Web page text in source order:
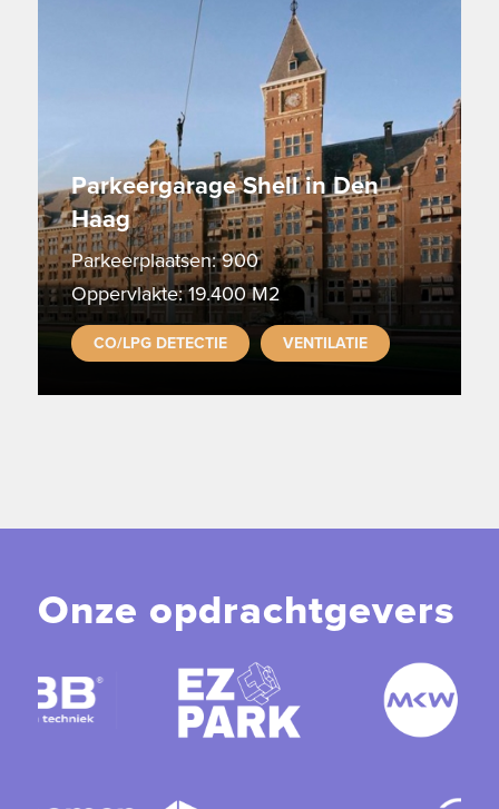
Parkeergarage Shell in Den
Haag
Parkeerplaatsen: 900
Oppervlakte: 19.400 M2
CO/LPG DETECTIE VENTILATIE
Onze opdrachtgevers